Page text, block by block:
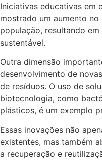
Iniciativas educativas em
mostrado um aumento no
população, resultando
sustentável.
Outra dimensão
desenvolvimento de
de resíduos. O uso de
biotecnologia, como
plásticos, é um exemplo
Essas inovações não
existentes, mas também
a recuperação e